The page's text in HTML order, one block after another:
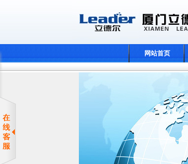
网站首页